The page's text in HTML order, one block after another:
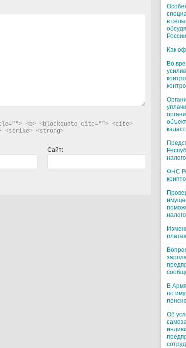
<b> <blockquote cite=""> <cite>
<strike> <strong>
Сайт:
в
Как
Во
ФНС
В
по
Об